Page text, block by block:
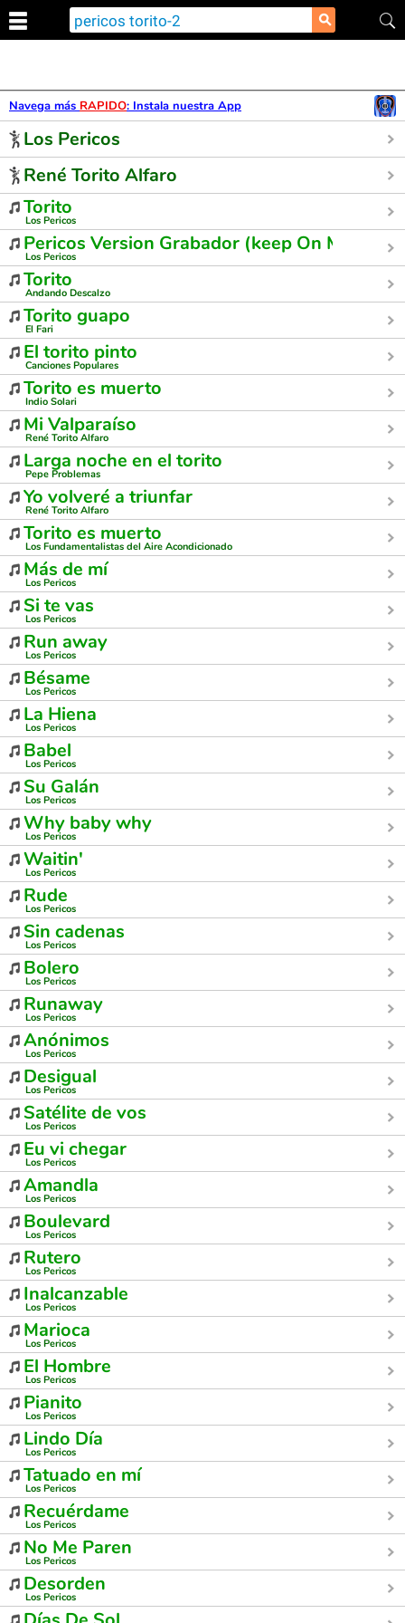
⚲
Navega más RAPIDO: Instala nuestra App
Los Pericos
René Torito Alfaro
Torito
Los Pericos
Pericos Version Grabador (keep On Movin )
Los Pericos
Torito
Andando Descalzo
Torito guapo
El Fari
El torito pinto
Canciones Populares
Torito es muerto
Indio Solari
Mi Valparaíso
René Torito Alfaro
Larga noche en el torito
Pepe Problemas
Yo volveré a triunfar
René Torito Alfaro
Torito es muerto
Los Fundamentalistas del Aire Acondicionado
Más de mí
Los Pericos
Si te vas
Los Pericos
Run away
Los Pericos
Bésame
Los Pericos
La Hiena
Los Pericos
Babel
Los Pericos
Su Galán
Los Pericos
Why baby why
Los Pericos
Waitin'
Los Pericos
Rude
Los Pericos
Sin cadenas
Los Pericos
Bolero
Los Pericos
Runaway
Los Pericos
Anónimos
Los Pericos
Desigual
Los Pericos
Satélite de vos
Los Pericos
Eu vi chegar
Los Pericos
Amandla
Los Pericos
Boulevard
Los Pericos
Rutero
Los Pericos
Inalcanzable
Los Pericos
Marioca
Los Pericos
El Hombre
Los Pericos
Pianito
Los Pericos
Lindo Día
Los Pericos
Tatuado en mí
Los Pericos
Recuérdame
Los Pericos
No Me Paren
Los Pericos
Desorden
Los Pericos